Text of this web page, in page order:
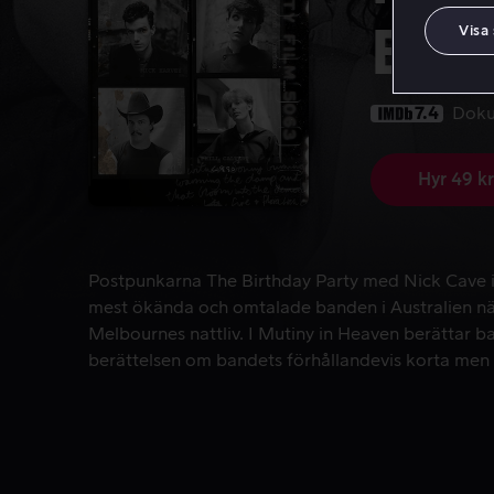
7.4
Hyr 49 kr
Postpunkarna The Birthday Party med Nick
Postpunkarna The Birthday Party med Nick Cave
mest ökända och omtalade banden i Australien
Melbournes nattliv. I Mutiny in Heaven berättar
berättelsen om bandets förhållandevis korta
Visa